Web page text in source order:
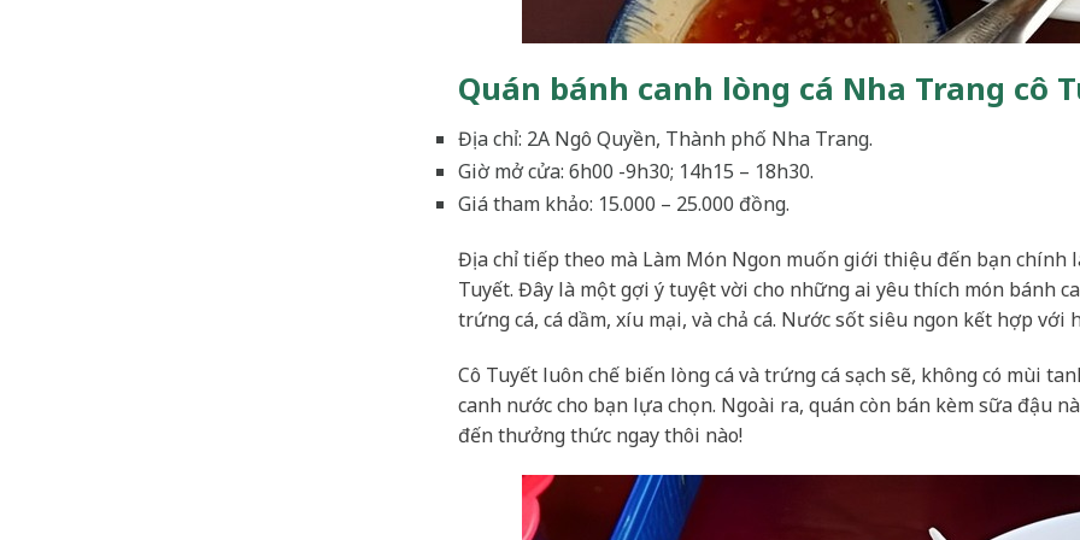
Quán bánh canh lòng cá Nha Trang cô
Địa chỉ: 2A Ngô Quyền, Thành phố Nha Trang.
Giờ mở cửa: 6h00 -9h30; 14h15 – 18h30.
Giá tham khảo: 15.000 – 25.000 đồng.
Địa chỉ tiếp theo mà Làm Món Ngon muốn giới thiệu đến bạn chính
Tuyết. Đây là một gợi ý tuyệt vời cho những ai yêu thích món bánh
trứng cá, cá dầm, xíu mại, và chả cá. Nước sốt siêu ngon kết hợp
Cô Tuyết luôn chế biến lòng cá và trứng cá sạch sẽ, không có mùi
canh nước cho bạn lựa chọn. Ngoài ra, quán còn bán kèm sữa đậu
đến thưởng thức ngay thôi nào!